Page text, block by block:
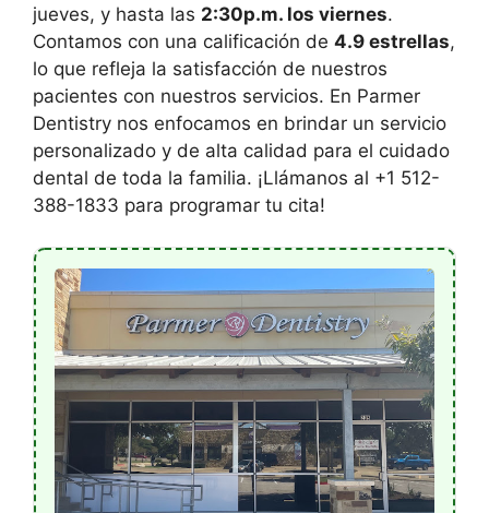
jueves, y hasta las 2:30p.m. los viernes.
Contamos con una calificación de 4.9 estrellas,
lo que refleja la satisfacción de nuestros
pacientes con nuestros servicios. En Parmer
Dentistry nos enfocamos en brindar un servicio
personalizado y de alta calidad para el cuidado
dental de toda la familia. ¡Llámanos al +1 512-
388-1833 para programar tu cita!